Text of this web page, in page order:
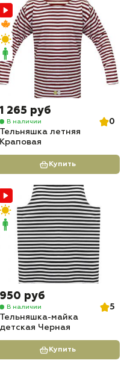
1 265 руб
В наличии
0
Тельняшка летняя
Краповая
Купить
950 руб
В наличии
5
Тельняшка-майка
детская Черная
Купить